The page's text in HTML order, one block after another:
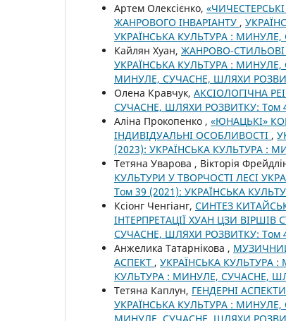
Артем Олексієнко,
ЖАНРОВОГО ІНВАРІАНТУ ,
УКРАЇНСЬКА КУЛЬТУРА :
Кайлян Хуан, ЖАНРОВО-СТИЛЬОВІ
УКРАЇНСЬКА КУЛЬТУРА : МИНУЛЕ,
МИНУЛЕ, СУЧАСНЕ, ШЛЯХИ
Олена Кравчук, АКСІОЛОГІЧНА
СУЧАСНЕ, ШЛЯХИ РОЗВИТКУ: Том
Аліна Прокопенко , «ЮНАЦЬКІ»
ІНДИВІДУАЛЬНІ ОСОБЛИВОСТІ ,
(2023): УКРАЇНСЬКА КУЛЬТУРА :
Тетяна Уварова , Вікторія
КУЛЬТУРИ У ТВОРЧОСТІ ЛЕСІ
Том 39 (2021): УКРАЇНСЬКА
Ксіонг Ченгіанг, СИНТЕЗ
ІНТЕРПРЕТАЦІЇ ХУАН ЦЗИ
СУЧАСНЕ, ШЛЯХИ РОЗВИТКУ: Том
Анжелика Татарнікова ,
АСПЕКТ , УКРАЇНСЬКА КУЛЬТУРА
КУЛЬТУРА : МИНУЛЕ, СУЧАСНЕ,
Тетяна Каплун, ГЕНДЕРНІ
УКРАЇНСЬКА КУЛЬТУРА : МИНУЛЕ,